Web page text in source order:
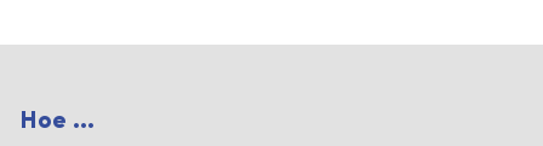
Hoe ...